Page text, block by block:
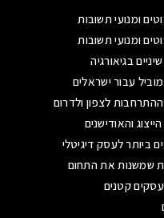
בגיאורגיה
עבור ישראלים
לצפון ולדרום
והאודישנים
ביותר לעסק דיגיטלי
שמשנות את התחום
קטנים